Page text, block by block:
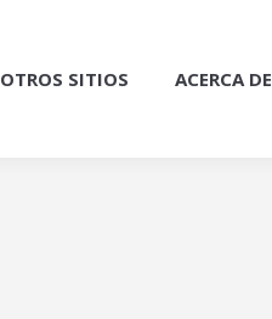
OTROS SITIOS ACERCA DE